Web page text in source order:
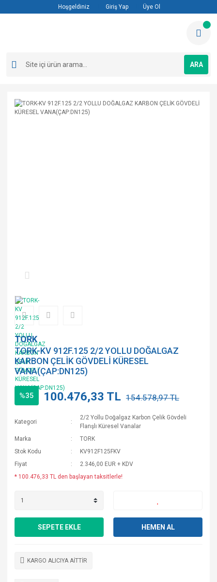
Hoşgeldiniz Giriş Yap Üye Ol
ARA
TORK
TORK-KV 912F.125 2/2 YOLLU DOĞALGAZ
KARBON ÇELİK GÖVDELİ KÜRESEL
VANA(ÇAP:DN125)
%35 100.476,33 TL 154.578,97 TL
Kategori
2/2 Yollu Doğalgaz Karbon Çelik Gövdeli
Flanşlı Küresel Vanalar
Marka
TORK
Stok Kodu
KV912F125FKV
Fiyat
2.346,00 EUR + KDV
* 100.476,33 TL den başlayan taksitlerle!
SEPETE EKLE HEMEN AL
KARGO ALICIYA AİTTİR